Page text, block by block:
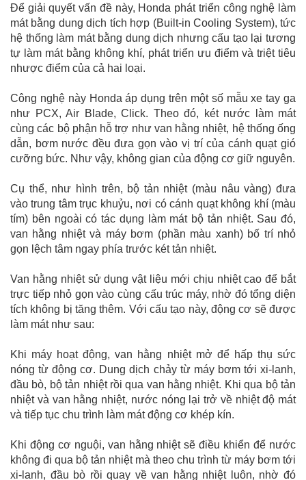
Để giải quyết vấn đề này, Honda phát triển công nghệ làm
mát bằng dung dịch tích hợp (Built-in Cooling System), tức
hệ thống làm mát bằng dung dịch nhưng cấu tạo lại tương
tự làm mát bằng không khí, phát triển ưu điểm và triệt tiêu
nhược điểm của cả hai loại.
Công nghệ này Honda áp dụng trên một số mẫu xe tay ga
như PCX, Air Blade, Click. Theo đó, két nước làm mát
cùng các bộ phận hỗ trợ như van hằng nhiệt, hệ thống ống
dẫn, bơm nước đều đưa gọn vào vị trí của cánh quạt gió
cưỡng bức. Như vậy, không gian của động cơ giữ nguyên.
Cụ thể, như hình trên, bộ tản nhiệt (màu nâu vàng) đưa
vào trung tâm trục khuỷu, nơi có cánh quạt không khí (màu
tím) bên ngoài có tác dụng làm mát bộ tản nhiệt. Sau đó,
van hằng nhiệt và máy bơm (phần màu xanh) bố trí nhỏ
gọn lệch tâm ngay phía trước két tản nhiệt.
Van hằng nhiệt sử dụng vật liệu mới chịu nhiệt cao để bắt
trực tiếp nhỏ gọn vào cùng cấu trúc máy, nhờ đó tổng diện
tích không bị tăng thêm. Với cấu tạo này, động cơ sẽ được
làm mát như sau:
Khi máy hoạt động, van hằng nhiệt mở để hấp thụ sức
nóng từ động cơ. Dung dịch chảy từ máy bơm tới xi-lanh,
đầu bò, bộ tản nhiệt rồi qua van hằng nhiệt. Khi qua bộ tản
nhiệt và van hằng nhiệt, nước nóng lại trở về nhiệt độ mát
và tiếp tục chu trình làm mát động cơ khép kín.
Khi động cơ nguội, van hằng nhiệt sẽ điều khiển để nước
không đi qua bộ tản nhiệt mà theo chu trình từ máy bơm tới
xi-lanh, đầu bò rồi quay về van hằng nhiệt luôn, nhờ đó